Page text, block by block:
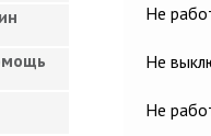
Не
Не
Не